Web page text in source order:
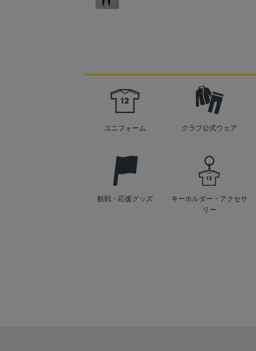
ユニフォーム クラブ公式ウェア
観戦・応援グッズ
キーホルダー・アクセサ
リー